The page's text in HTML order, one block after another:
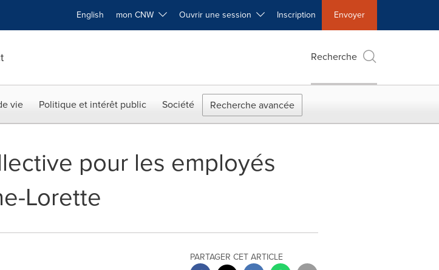
English mon CNW Ouvrir une session Inscription Envoyer
Recherche
vie Politique et intérêt public Société Recherche avancée
pour les employés
Lorette
PARTAGER CET ARTICLE